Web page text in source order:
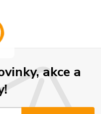
akce a